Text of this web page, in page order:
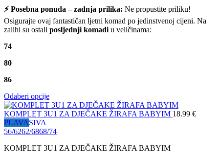
⚡ Posebna ponuda – zadnja prilika: Ne propustite priliku!
Osigurajte ovaj fantastičan ljetni komad po jedinstvenoj cijeni. Na
zalihi su ostali posljednji komadi u veličinama:
74
80
86
Odaberi opcije
KOMPLET 3U1 ZA DJEČAKE ŽIRAFA BABYIM 18.99 €
PLAVASIVA
56/6262/6868/74
KOMPLET 3U1 ZA DJEČAKE ŽIRAFA BABYIM